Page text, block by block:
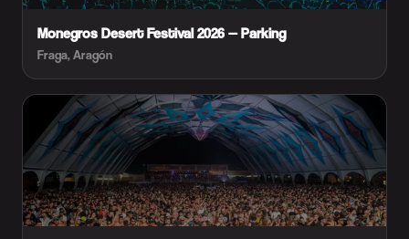
Monegros Desert Festival 2026 — Parking
Fraga, Aragón